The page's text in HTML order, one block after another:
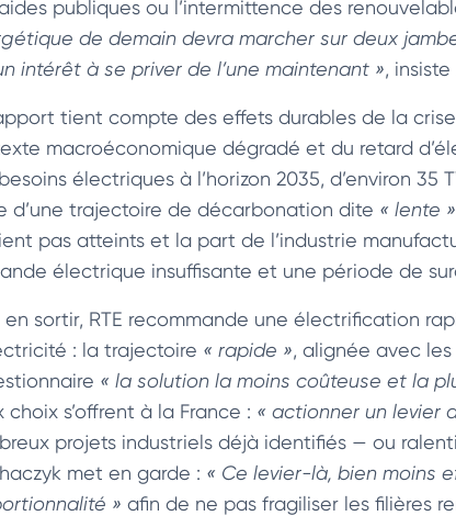
publiques ou l’intermittence des
de demain devra marcher sur deux
intérêt à se priver de l’une maintenant »,
tient compte des effets durables de la
macroéconomique dégradé et du retard
électriques à l’horizon 2035, d’environ
d’une trajectoire de décarbonation dite « lente »
pas atteints et la part de l’industrie
électrique insuffisante et une période de
en sortir, RTE recommande une électrification
: la trajectoire « rapide », alignée avec
« la solution la moins coûteuse et la
choix s’offrent à la France : « actionner un levier
projets industriels déjà identifiés — ou
met en garde : « Ce levier-là, bien moins
» afin de ne pas fragiliser les filières